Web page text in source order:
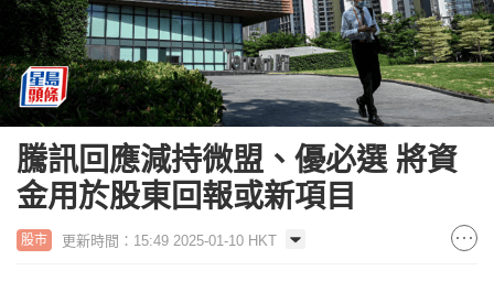
騰訊回應減持微盟、優必選 將資
金用於股東回報或新項目
股市 更新時間：15:49 2025-01-10 HKT